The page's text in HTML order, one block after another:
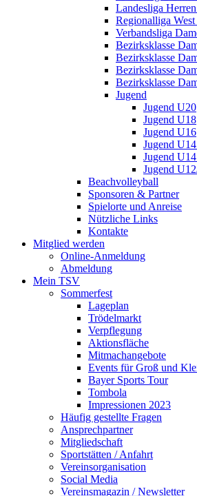
Landesliga Herren
Regionalliga
Verbandsliga
Bezirksklasse
Bezirksklasse
Bezirksklasse
Bezirksklasse
Jugend
Jugend U20
Jugend U18
Jugend U16
Jugend
Jugend
Jugend
Beachvolleyball
Sponsoren & Partner
Spielorte und Anreise
Nützliche Links
Kontakte
Mitglied werden
Online-Anmeldung
Abmeldung
Mein TSV
Sommerfest
Lageplan
Trödelmarkt
Verpflegung
Aktionsfläche
Mitmachangebote
Events für Groß und
Bayer Sports Tour
Tombola
Impressionen 2023
Häufig gestellte Fragen
Ansprechpartner
Mitgliedschaft
Sportstätten / Anfahrt
Vereinsorganisation
Social Media
Vereinsmagazin / Newsletter